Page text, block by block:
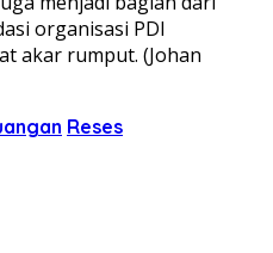
organisasi PDI
akar rumput. (Johan
Reses